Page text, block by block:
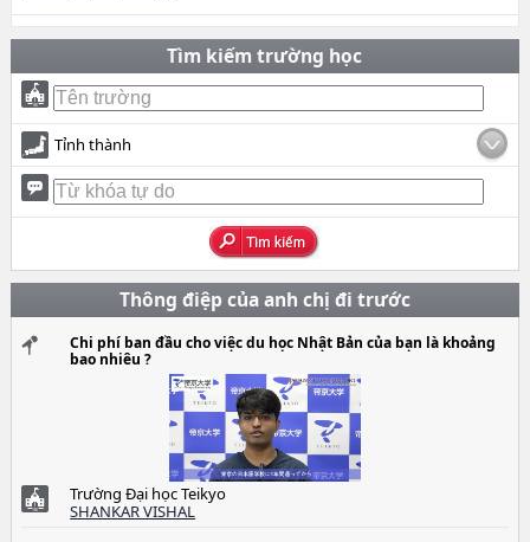
Tìm kiếm trường học
Tỉnh thành
Thông điệp của anh chị đi trước
Chi phí ban đầu cho việc du học Nhật Bản của bạn là khoảng
bao nhiêu ?
Trường Đại học Teikyo
SHANKAR VISHAL